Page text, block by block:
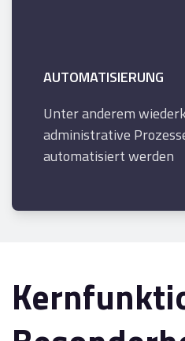
AUTOMATISIERUNG
Unter anderem
administrative
automatisiert werden